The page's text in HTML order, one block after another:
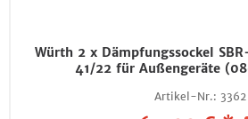
Würth 2 x Dämpfungssockel
41/22 für Außengeräte
Artikel-Nr.: 3362